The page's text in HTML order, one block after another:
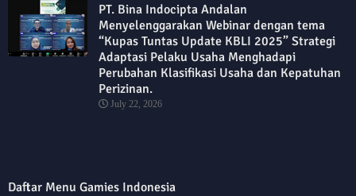
PT. Bina Indocipta Andalan
Menyelenggarakan Webinar dengan tema
“Kupas Tuntas Update KBLI 2025” Strategi
Adaptasi Pelaku Usaha Menghadapi
Perubahan Klasifikasi Usaha dan Kepatuhan
Perizinan.
July 22, 2026
Daftar Menu Gamies Indonesia